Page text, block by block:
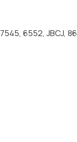
6552, JBCJ,